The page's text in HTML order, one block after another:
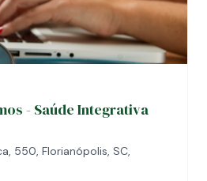
- Saúde Integrativa
550, Florianópolis, SC,